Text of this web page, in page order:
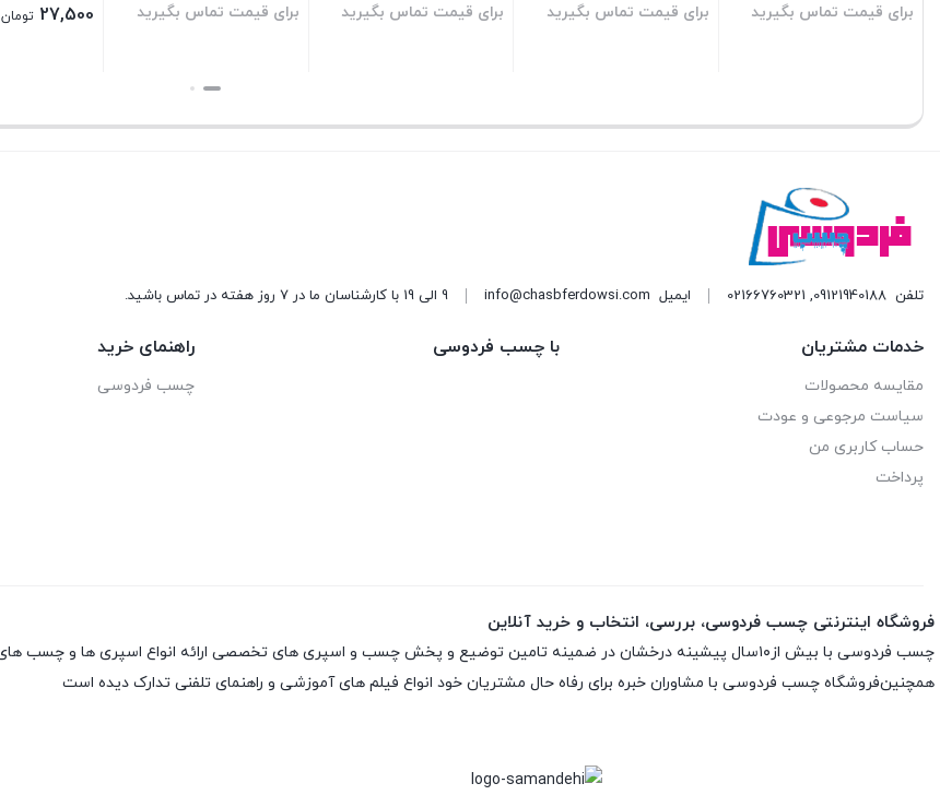
برای قیمت تماس بگیرید برای قیمت تماس بگیرید برای قیمت تماس بگیرید برای قیمت تماس بگیرید 27,500 تومان
تلفن 09121940188
,
02166760321 ایمیل info@chasbferdowsi.com 9 الی 19 با کارشناسان ما در 7 روز هفته در تماس باشید.
خدمات مشتریان
مقایسه محصولات
سیاست مرجوعی و عودت
حساب کاربری من
پرداخت
با چسب فردوسی راهنمای خرید
چسب فردوسی
فروشگاه اینترنتی چسب فردوسی، بررسی، انتخاب و خرید آنلاین
چسب فردوسی با بیش از۱۰سال پیشینه درخشان در ضمینه تامین توضیع و پخش چسب و اسپری های تخصصی ارائه انواع اسپری ها و چسب های اورجینال و اصلی باضمانت اصلی بودن کالاست
همچنین‌فروشگاه چسب فردوسی با مشاوران خبره برای رفاه حال مشتریان خود انواع فیلم های آموزشی و راهنمای تلفنی تدارک دیده است